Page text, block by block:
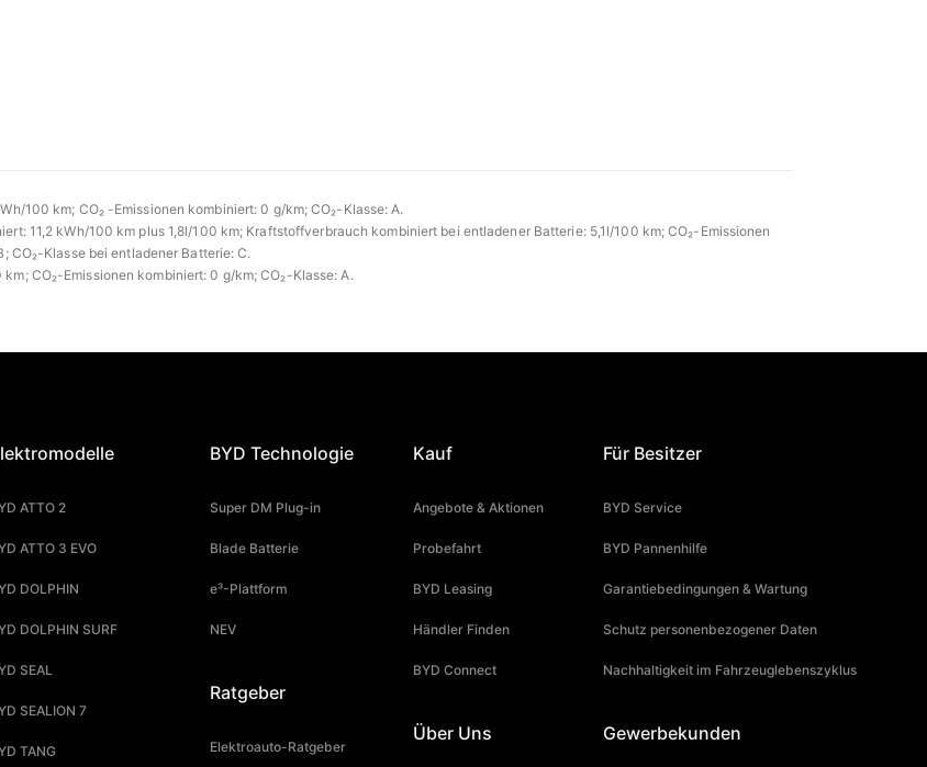
100 km; CO₂ -Emissionen kombiniert: 0 g/km; CO₂-Klasse: A.
11,2 kWh/100 km plus 1,8l/100 km; Kraftstoffverbrauch kombiniert bei entladener Batterie: 5,1l/100 km; CO₂-Emissionen
CO₂-Klasse bei entladener Batterie: C.
CO₂-Emissionen kombiniert: 0 g/km; CO₂-Klasse: A.
ATTO 2
ATTO 3 EVO
DOLPHIN
DOLPHIN SURF
SEAL
SEALION 7
TANG
BYD Technologie
Super DM Plug-in
Blade Batterie
e³-Plattform
NEV
Ratgeber
Elektroauto-Ratgeber
Kauf
Angebote & Aktionen
Probefahrt
BYD Leasing
Händler Finden
BYD Connect
Über Uns
Für Besitzer
BYD Service
BYD Pannenhilfe
Garantiebedingungen & Wartung
Schutz personenbezogener Daten
Nachhaltigkeit im Fahrzeuglebenszyklus
Gewerbekunden